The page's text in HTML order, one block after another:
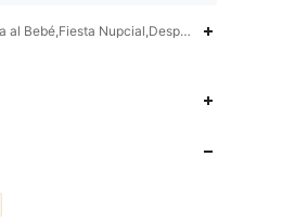
al Bebé,Fiesta Nupcial,Despedida de